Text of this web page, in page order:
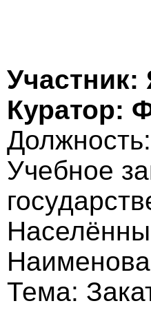
Участник:
Куратор:
Учебное
Тема: